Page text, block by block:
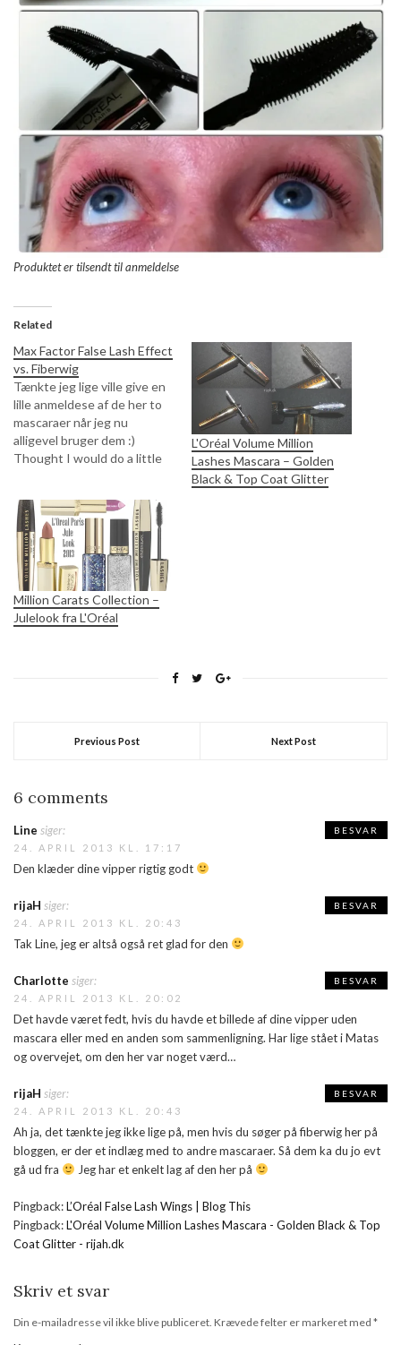
Produktet er tilsendt til anmeldelse
Related
Max Factor False Lash Effect
vs. Fiberwig
Tænkte jeg lige ville give en
lille anmeldese af de her to
mascaraer når jeg nu
alligevel bruger dem :)
Thought I would do a little
:)Fiberwig koster 169 kr. (35
USD) / False Lash Effect 129
(25 USD) kr. Hvis…
L'Oréal Volume Million
Lashes Mascara – Golden
Black & Top Coat Glitter
Million Carats Collection –
Julelook fra L'Oréal
Previous Post Next Post
6 comments
Line siger:
24. APRIL 2013 KL. 17:17
Den klæder dine vipper rigtig godt
BESVAR
rijaH siger:
24. APRIL 2013 KL. 20:43
Tak Line, jeg er altså også ret glad for den
BESVAR
Charlotte siger:
24. APRIL 2013 KL. 20:02
Det havde været fedt, hvis du havde et billede af dine vipper uden
mascara eller med en anden som sammenligning. Har lige stået i Matas
og overvejet, om den her var noget værd…
BESVAR
rijaH siger:
24. APRIL 2013 KL. 20:43
Ah ja, det tænkte jeg ikke lige på, men hvis du søger på fiberwig her på
bloggen, er der et indlæg med to andre mascaraer. Så dem ka du jo evt
gå ud fra
Jeg har et enkelt lag af den her på
BESVAR
Pingback:L’Oréal False Lash Wings | Blog This
Pingback:L'Oréal Volume Million Lashes Mascara - Golden Black & Top
Coat Glitter - rijah.dk
Skriv et svar
Din e-mailadresse vil ikke blive publiceret. Krævede felter er markeret med *